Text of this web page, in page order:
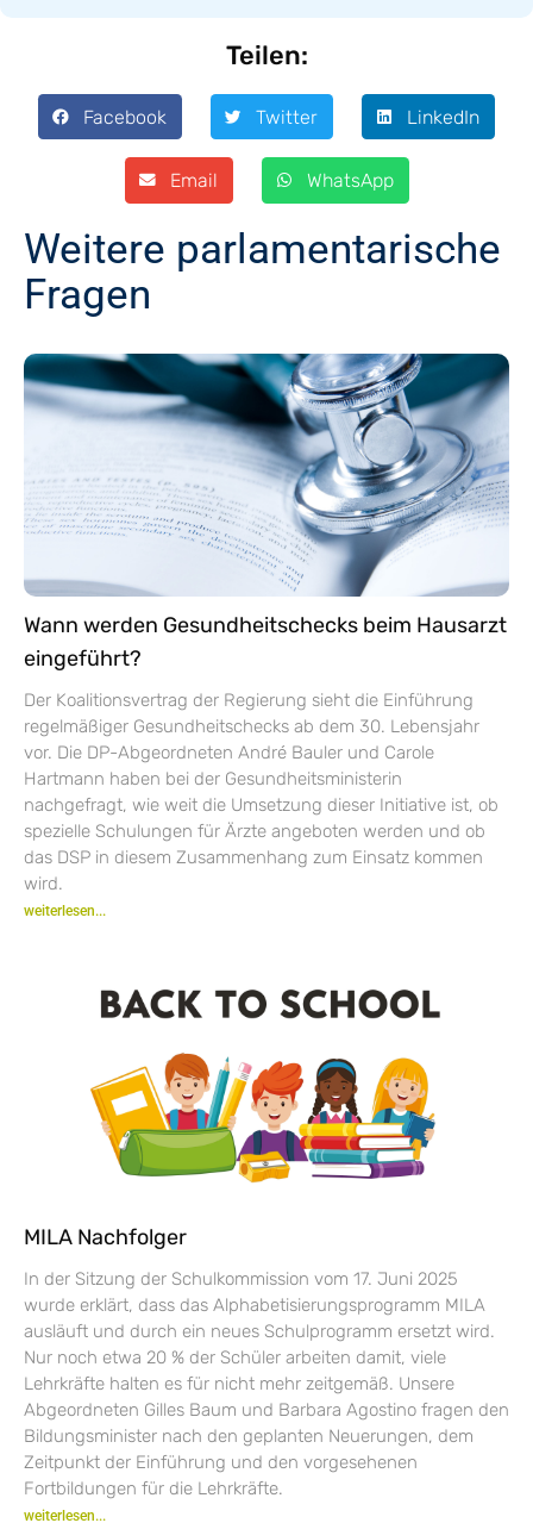
Teilen:
Facebook Twitter LinkedIn
Email WhatsApp
Weitere parlamentarische
Fragen
Wann werden Gesundheitschecks beim Hausarzt
eingeführt?
Der Koalitionsvertrag der Regierung sieht die Einführung
regelmäßiger Gesundheitschecks ab dem 30. Lebensjahr
vor. Die DP-Abgeordneten André Bauler und Carole
Hartmann haben bei der Gesundheitsministerin
nachgefragt, wie weit die Umsetzung dieser Initiative ist, ob
spezielle Schulungen für Ärzte angeboten werden und ob
das DSP in diesem Zusammenhang zum Einsatz kommen
wird.
weiterlesen...
MILA Nachfolger
In der Sitzung der Schulkommission vom 17. Juni 2025
wurde erklärt, dass das Alphabetisierungsprogramm MILA
ausläuft und durch ein neues Schulprogramm ersetzt wird.
Nur noch etwa 20 % der Schüler arbeiten damit, viele
Lehrkräfte halten es für nicht mehr zeitgemäß. Unsere
Abgeordneten Gilles Baum und Barbara Agostino fragen den
Bildungsminister nach den geplanten Neuerungen, dem
Zeitpunkt der Einführung und den vorgesehenen
Fortbildungen für die Lehrkräfte.
weiterlesen...